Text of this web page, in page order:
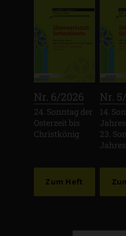
Nr. 6/2026
24. Sonntag der
Osterzeit bis
Christkönig
Zum Heft
Nr.
14.
23.